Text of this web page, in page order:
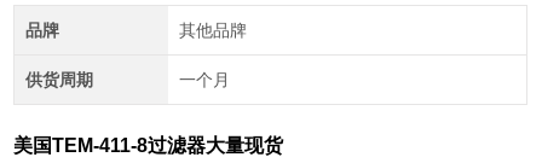
品牌 其他品牌
供货周期 一个月
美国TEM-411-8过滤器大量现货